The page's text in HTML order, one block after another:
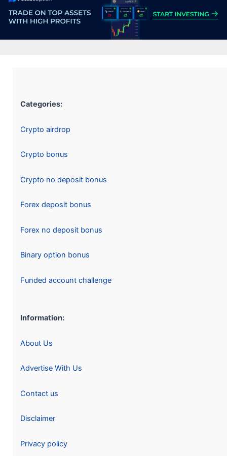
Categories:
Crypto airdrop
Crypto bonus
Crypto no deposit bonus
Forex deposit bonus
Forex no deposit bonus
Binary option bonus
Funded account challenge
Information:
About Us
Advertise With Us
Contact us
Disclaimer
Privacy policy